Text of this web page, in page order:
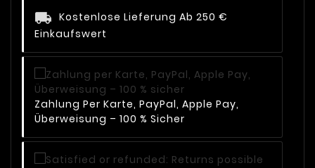
Kostenlose Lieferung Ab 250 €
Einkaufswert
Zahlung Per Karte, PayPal, Apple Pay,
Überweisung – 100 % Sicher